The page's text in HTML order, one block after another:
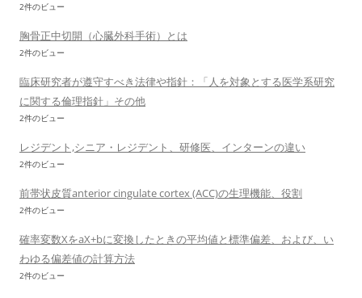
2件のビュー
胸骨正中切開（心臓外科手術）とは
2件のビュー
臨床研究者が遵守すべき法律や指針：「人を対象とする医学系研究
に関する倫理指針」その他
2件のビュー
レジデント,シニア・レジデント、研修医、インターンの違い
2件のビュー
前帯状皮質anterior cingulate cortex (ACC)の生理機能、役割
2件のビュー
確率変数XをaX+bに変換したときの平均値と標準偏差、および、い
わゆる偏差値の計算方法
2件のビュー